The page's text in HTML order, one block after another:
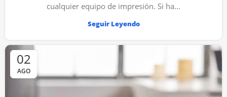
cualquier equipo de impresión. Si ha...
Seguir Leyendo
02
AGO